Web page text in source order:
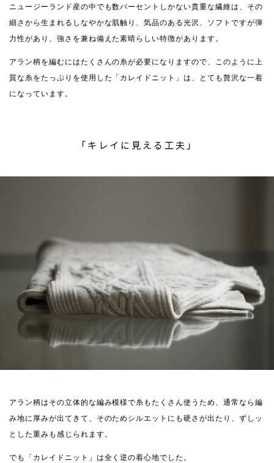
ニュージーランド産の中でも数パーセントしかない貴重な繊維は、その
細さから生まれるしなやかな肌触り、気品のある光沢、ソフトですが弾
力性があり、強さを兼ね備えた素晴らしい特徴があります。
アラン柄を編むにはたくさんの糸が必要になりますので、このように上
質な糸をたっぷりを使用した「カレイドニット」は、とても贅沢な一着
になっています。
「キレイに見える工夫」
アラン柄はその立体的な編み模様で糸もたくさん使うため、通常なら編
み地に厚みが出てきて、そのためシルエットにも硬さが出たり、ずしッ
とした重みも感じられます。
でも「カレイドニット」は全く逆の着心地でした。